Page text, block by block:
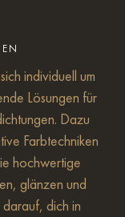
individuell um
Lösungen für
Dazu
Farbtechniken
hochwertige
glänzen und
dich in